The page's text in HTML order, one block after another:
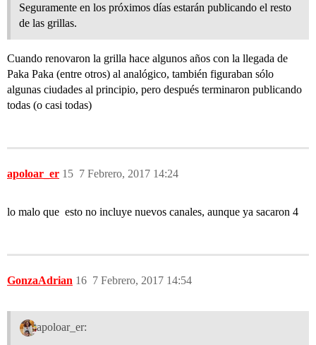
Seguramente en los próximos días estarán publicando el resto
de las grillas.
Cuando renovaron la grilla hace algunos años con la llegada de
Paka Paka (entre otros) al analógico, también figuraban sólo
algunas ciudades al principio, pero después terminaron publicando
todas (o casi todas)
apoloar_er 7 Febrero, 2017 14:24
15
lo malo que esto no incluye nuevos canales, aunque ya sacaron 4
GonzaAdrian 7 Febrero, 2017 14:54
16
apoloar_er: